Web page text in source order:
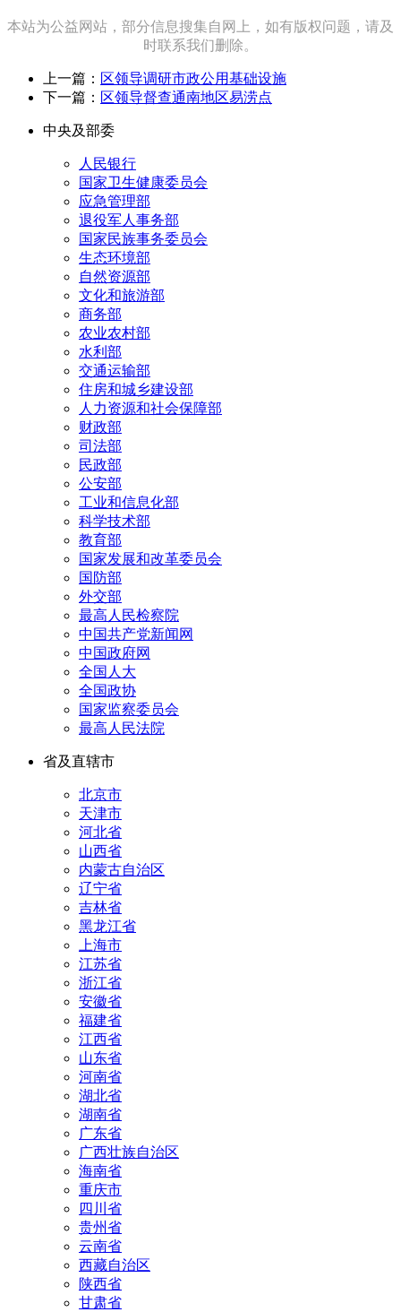
本站为公益网站，部分信息搜集自网上，如有版权问题，请及
时联系我们删除。
上一篇： 区领导调研市政公用基础设施
下一篇： 区领导督查通南地区易涝点
中央及部委
人民银行
国家卫生健康委员会
应急管理部
退役军人事务部
国家民族事务委员会
生态环境部
自然资源部
文化和旅游部
商务部
农业农村部
水利部
交通运输部
住房和城乡建设部
人力资源和社会保障部
财政部
司法部
民政部
公安部
工业和信息化部
科学技术部
教育部
国家发展和改革委员会
国防部
外交部
最高人民检察院
中国共产党新闻网
中国政府网
全国人大
全国政协
国家监察委员会
最高人民法院
省及直辖市
北京市
天津市
河北省
山西省
内蒙古自治区
辽宁省
吉林省
黑龙江省
上海市
江苏省
浙江省
安徽省
福建省
江西省
山东省
河南省
湖北省
湖南省
广东省
广西壮族自治区
海南省
重庆市
四川省
贵州省
云南省
西藏自治区
陕西省
甘肃省